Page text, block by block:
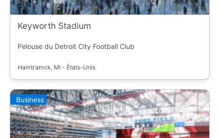
Keyworth Stadium
Pelouse du Detroit City Football Club
Hamtramck, MI - États-Unis
Business